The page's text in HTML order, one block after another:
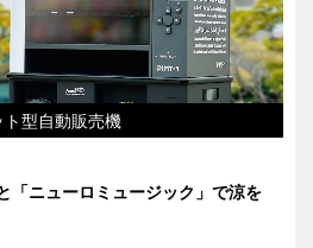
型自動販売機
「ニューロミュージック」で涼を